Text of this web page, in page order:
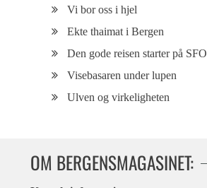
Vi bor oss i hjel
Ekte thaimat i Bergen
Den gode reisen starter på SFO
Visebasaren under lupen
Ulven og virkeligheten
OM BERGENSMAGASINET: